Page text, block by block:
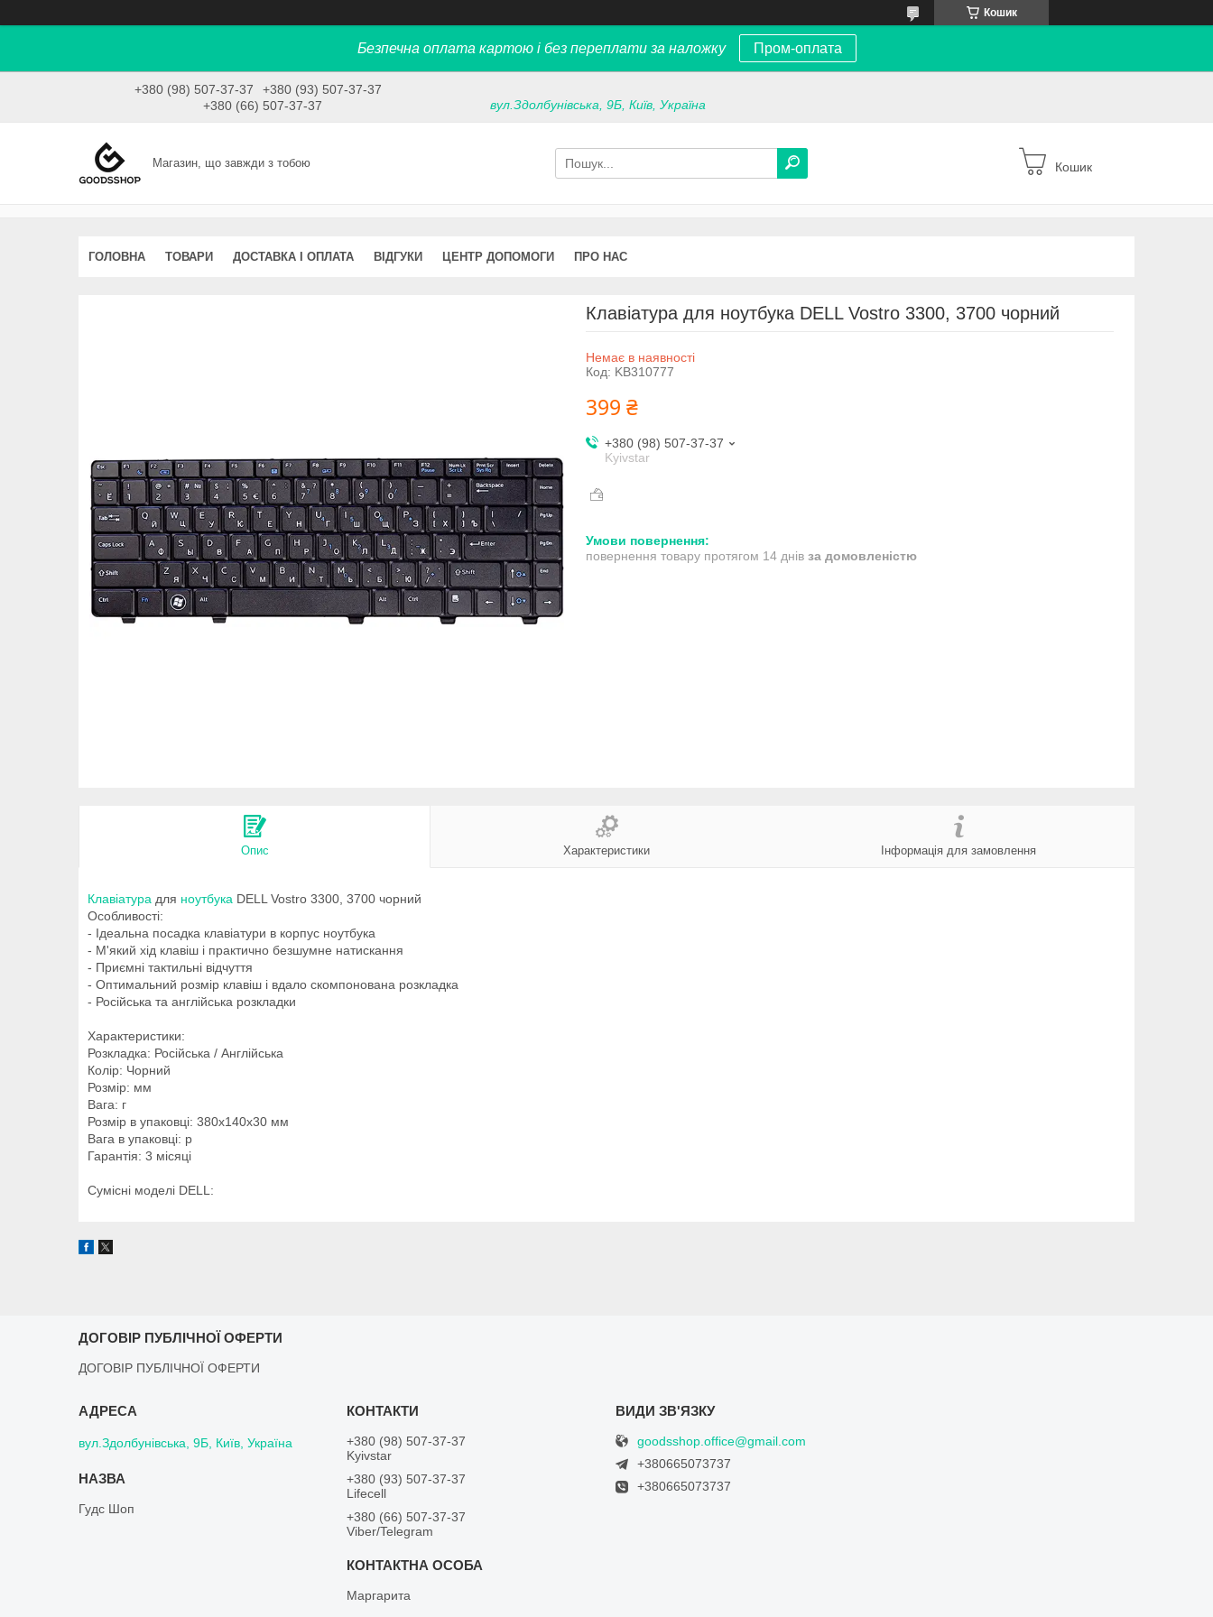
Кошик
Безпечна оплата картою і без переплати за наложку Пром-оплата
+380 (98) 507-37-37
+380 (93) 507-37-37
+380 (66) 507-37-37
вул.Здолбунівська, 9Б, Київ, Україна
Магазин, що завжди з тобою Кошик
ГОЛОВНА ТОВАРИ ДОСТАВКА І ОПЛАТА ВІДГУКИ ЦЕНТР ДОПОМОГИ ПРО НАС
Клавіатура для ноутбука DELL Vostro 3300, 3700 чорний
Немає в наявності
Код: KB310777
399 ₴
+380 (98) 507-37-37
Kyivstar
повернення товару протягом 14 днів за домовленістю
Опис Характеристики Інформація для замовлення
Клавіатура для ноутбука DELL Vostro 3300, 3700 чорний
Особливості:
- Ідеальна посадка клавіатури в корпус ноутбука
- М'який хід клавіш і практично безшумне натискання
- Приємні тактильні відчуття
- Оптимальний розмір клавіш і вдало скомпонована розкладка
- Російська та англійська розкладки
Характеристики:
Розкладка: Російська / Англійська
Колір: Чорний
Розмір: мм
Вага: г
Розмір в упаковці: 380x140x30 мм
Вага в упаковці: р
Гарантія: 3 місяці
Сумісні моделі DELL:
ДОГОВІР ПУБЛІЧНОЇ ОФЕРТИ
ДОГОВІР ПУБЛІЧНОЇ ОФЕРТИ
вул.Здолбунівська, 9Б, Київ, Україна
Гудс Шоп
+380 (98) 507-37-37
Kyivstar
+380 (93) 507-37-37
Lifecell
+380 (66) 507-37-37
Viber/Telegram
Маргарита
goodsshop.office@gmail.com
+380665073737
+380665073737